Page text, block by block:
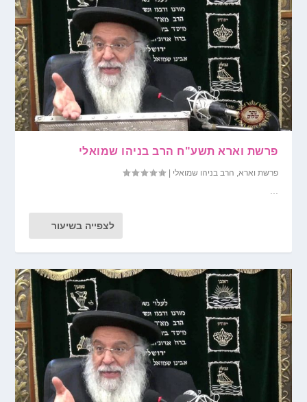
פרשת וארא תשע"ח הרב בניהו שמואלי
פרשת וארא, הרב בניהו שמואלי |
לצפייה בשיעור